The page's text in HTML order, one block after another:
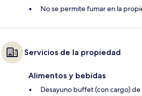
No se permite fumar en la
Servicios de la propiedad
Alimentos y bebidas
Desayuno buffet (con cargo)